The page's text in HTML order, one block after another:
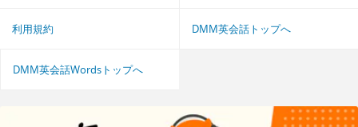
利用規約 DMM英会話トップへ
DMM英会話Wordsトップへ